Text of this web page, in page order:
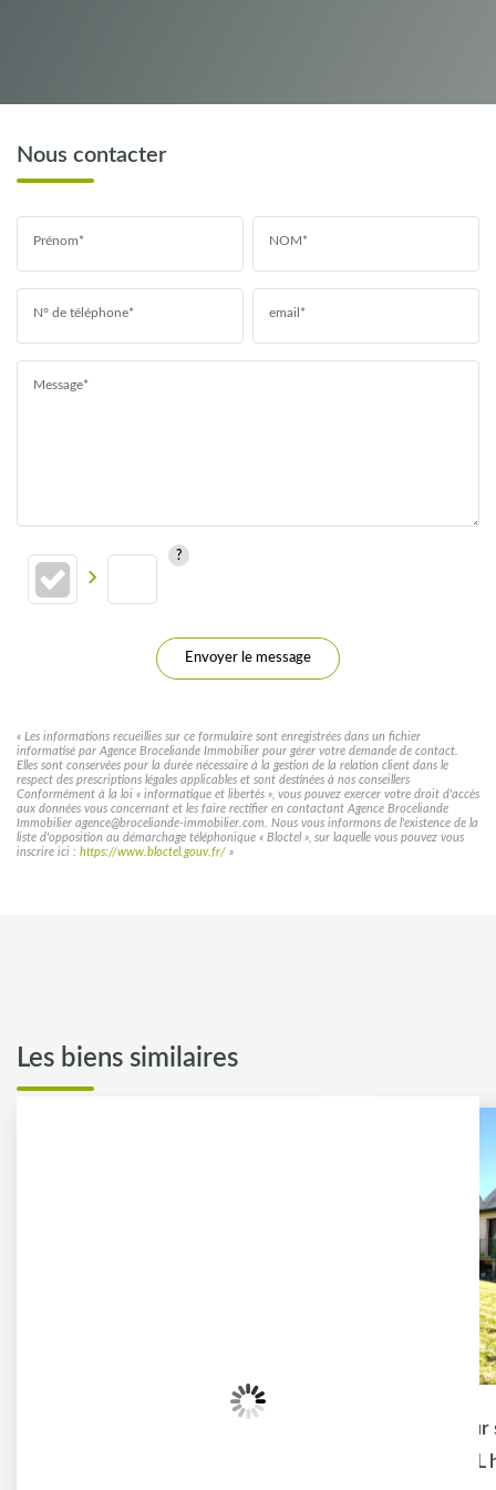
Nous contacter
Prénom* NOM*
N° de téléphone* email*
Message*
Envoyer le message
« Les informations recueillies sur ce formulaire sont enregistrées dans un fichier
informatisé par Agence Broceliande Immobilier pour gérer votre demande de contact.
Elles sont conservées pour la durée nécessaire à la gestion de la relation client dans le
respect des prescriptions légales applicables et sont destinées à nos conseillers
Conformément à la loi « informatique et libertés », vous pouvez exercer votre droit d'accès
aux données vous concernant et les faire rectifier en contactant Agence Broceliande
Immobilier agence@broceliande-immobilier.com. Nous vous informons de l'existence de la
liste d'opposition au démarchage téléphonique « Bloctel », sur laquelle vous pouvez vous
inscrire ici : https://www.bloctel.gouv.fr/ »
Les biens similaires
L